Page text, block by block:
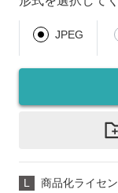
JPEG
L 商品化ライセ